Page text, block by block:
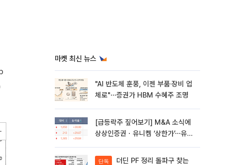
마켓 최신 뉴스
"AI 반도체 훈풍, 이젠 부품·장비 업
체로"⋯증권가 HBM 수혜주 조명
[급등락주 짚어보기] M&A 소식에
상상인증권ㆍ유니켐 ‘상한가’⋯유증
단독